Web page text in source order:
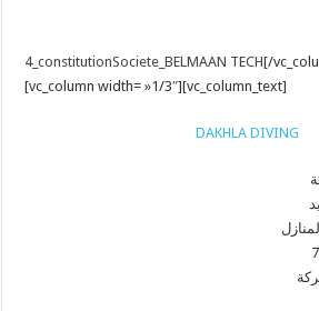
4_constitutionSociete_BELMAAN TECH[/
[vc_column width= »1/3″][vc_column_text]
DAKHLA DIVING